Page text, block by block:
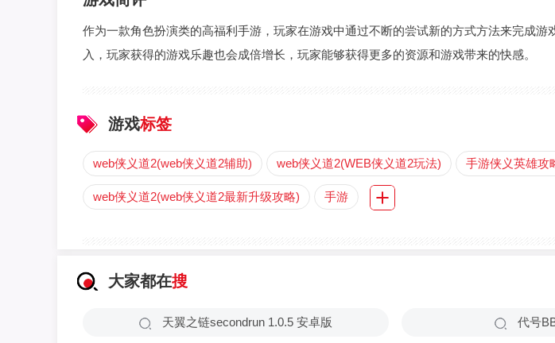
作为一款角色扮演类的高福利手游，玩家在游戏中通过不断的尝试新的方式方法来完成游
入，玩家获得的游戏乐趣也会成倍增长，玩家能够获得更多的资源和游戏带来的快感。
游戏标签
web侠义道2(web侠义道2辅助) web侠义道2(WEB侠义道2玩法) 手游侠义英雄攻
web侠义道2(web侠义道2最新升级攻略) 手游
大家都在搜
天翼之链secondrun 1.0.5 安卓版 代号